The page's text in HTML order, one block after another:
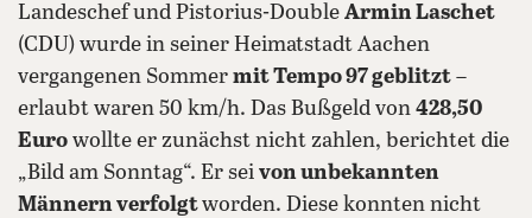
Landeschef und Pistorius-Double Armin Laschet
(CDU) wurde in seiner Heimatstadt Aachen
vergangenen Sommer mit Tempo 97 geblitzt –
erlaubt waren 50 km/h. Das Bußgeld von 428,50
Euro wollte er zunächst nicht zahlen, berichtet die
„Bild am Sonntag“. Er sei von unbekannten
Männern verfolgtworden. Diese konnten nicht